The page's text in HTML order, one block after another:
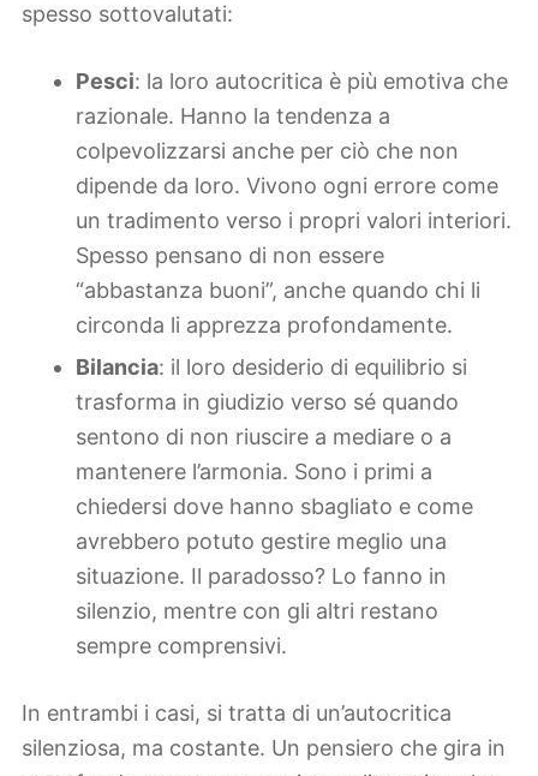
spesso sottovalutati:
Pesci: la loro autocritica è più emotiva che
razionale. Hanno la tendenza a
colpevolizzarsi anche per ciò che non
dipende da loro. Vivono ogni errore come
un tradimento verso i propri valori interiori.
Spesso pensano di non essere
“abbastanza buoni”, anche quando chi li
circonda li apprezza profondamente.
Bilancia: il loro desiderio di equilibrio si
trasforma in giudizio verso sé quando
sentono di non riuscire a mediare o a
mantenere l’armonia. Sono i primi a
chiedersi dove hanno sbagliato e come
avrebbero potuto gestire meglio una
situazione. Il paradosso? Lo fanno in
silenzio, mentre con gli altri restano
sempre comprensivi.
In entrambi i casi, si tratta di un’autocritica
silenziosa, ma costante. Un pensiero che gira in